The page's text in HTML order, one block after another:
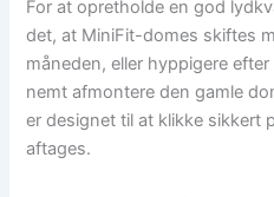
For at opretholde en god
det, at MiniFit-domes skiftes
måneden, eller hyppigere
nemt afmontere den gamle
er designet til at klikke sikkert
aftages.